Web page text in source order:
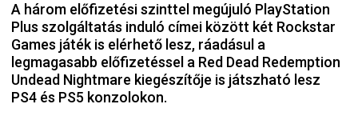
A három előfizetési szinttel megújuló PlayStation
Plus szolgáltatás induló címei között két Rockstar
Games játék is elérhető lesz, ráadásul a
legmagasabb előfizetéssel a Red Dead Redemption
Undead Nightmare kiegészítője is játszható lesz
PS4 és PS5 konzolokon.